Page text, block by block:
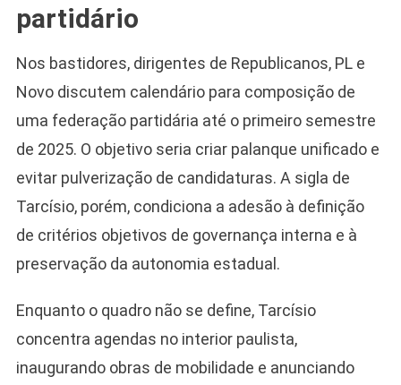
partidário
Nos bastidores, dirigentes de Republicanos, PL e
Novo discutem calendário para composição de
uma federação partidária até o primeiro semestre
de 2025. O objetivo seria criar palanque unificado e
evitar pulverização de candidaturas. A sigla de
Tarcísio, porém, condiciona a adesão à definição
de critérios objetivos de governança interna e à
preservação da autonomia estadual.
Enquanto o quadro não se define, Tarcísio
concentra agendas no interior paulista,
inaugurando obras de mobilidade e anunciando